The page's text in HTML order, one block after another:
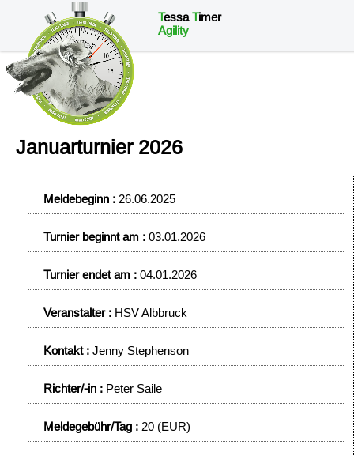
TessaTimer
Agility
Januarturnier 2026
Meldebeginn : 26.06.2025
Turnier beginnt am : 03.01.2026
Turnier endet am : 04.01.2026
Veranstalter : HSV Albbruck
Kontakt : Jenny Stephenson
Richter/-in : Peter Saile
Meldegebühr/Tag : 20 (EUR)